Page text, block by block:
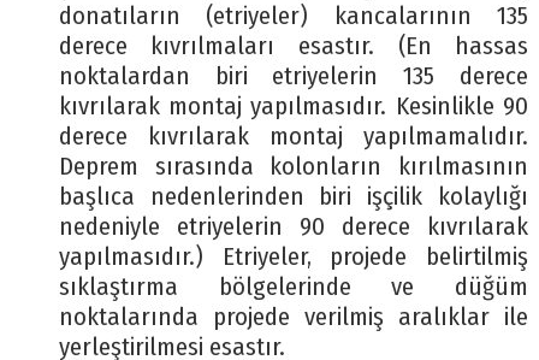
donatıların (etriyeler) kancalarının 135
derece kıvrılmaları esastır. (En hassas
noktalardan biri etriyelerin 135 derece
kıvrılarak montaj yapılmasıdır. Kesinlikle 90
derece kıvrılarak montaj yapılmamalıdır.
Deprem sırasında kolonların kırılmasının
başlıca nedenlerinden biri işçilik kolaylığı
nedeniyle etriyelerin 90 derece kıvrılarak
yapılmasıdır.) Etriyeler, projede belirtilmiş
sıklaştırma bölgelerinde ve düğüm
noktalarında projede verilmiş aralıklar ile
yerleştirilmesi esastır.